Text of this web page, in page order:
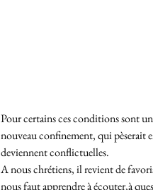
Pour certains ces conditions sont
nouveau confinement, qui pèserait
deviennent conflictuelles.
A nous chrétiens, il revient de
nous faut apprendre à écouter,à